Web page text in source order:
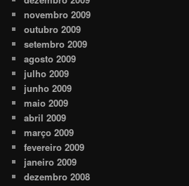
novembro 2009
outubro 2009
setembro 2009
agosto 2009
julho 2009
junho 2009
maio 2009
abril 2009
março 2009
fevereiro 2009
janeiro 2009
dezembro 2008